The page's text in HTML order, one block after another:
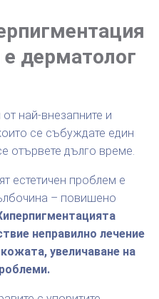
дерматолог
най-внезапните и
се събуждате един
отървете дълго време.
естетичен проблем e
– повишено
неправилно лечение
увеличаване на